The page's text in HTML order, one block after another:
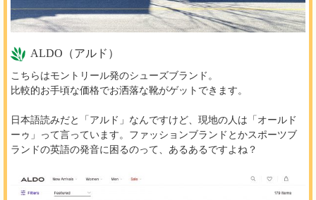
ALDO（アルド）
こちらはモントリール発のシューズブランド。
比較的お手頃な価格でお洒落な靴がゲットできます。
日本語読みだと「アルド」なんですけど、現地の人は「オールド
ーゥ」って言っています。ファッションブランドとかスポーツブ
ランドの英語の発音に困るのって、あるあるですよね？